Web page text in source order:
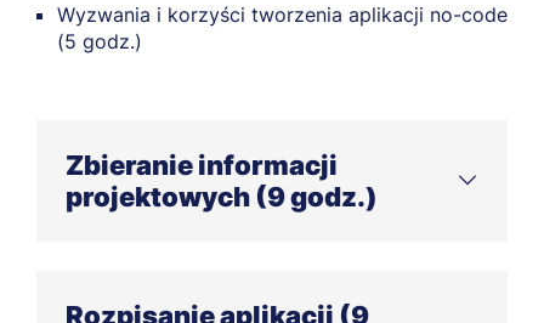
Wyzwania i korzyści tworzenia aplikacji no-code
(5 godz.)
Zbieranie informacji
projektowych (9 godz.)
informacji od użytkowników (9 godz.)
Rozpisanie aplikacji (9